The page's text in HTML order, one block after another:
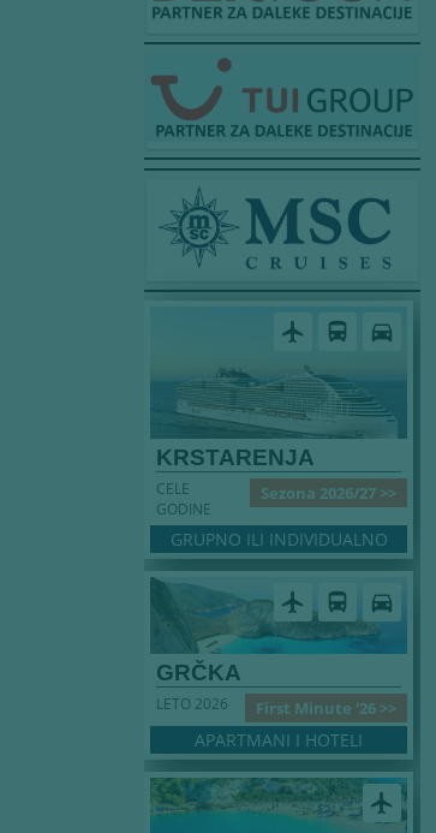
airplanemode_active directions_bus directions_car
KRSTARENJA
Sezona 2026/27 >>
CELE
GODINE
GRUPNO ILI INDIVIDUALNO
airplanemode_active directions_bus directions_car
GRČKA
First Minute '26 >>
LETO 2026
APARTMANI I HOTELI
airplanemode_active